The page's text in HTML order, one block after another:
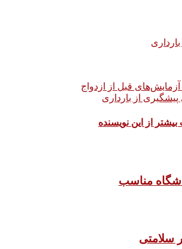
قبل از ازدواج
از بارداری
از این نویسنده
مناسب
سلامتی